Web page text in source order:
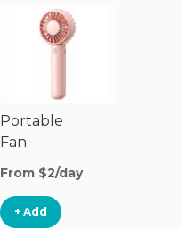
Portable
Fan
From $2/day
+ Add